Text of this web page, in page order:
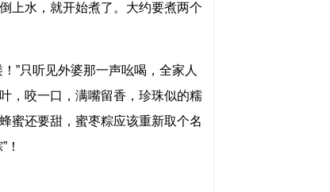
上水，就开始煮了。大约要煮两个
”只听见外婆那一声吆喝，全家人
，咬一口，满嘴留香，珍珠似的糯
蜜还要甜，蜜枣粽应该重新取个名